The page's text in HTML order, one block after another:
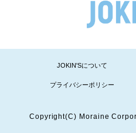
JOKIN'Sについて
プライバシーポリシー
Copyright(C) Moraine